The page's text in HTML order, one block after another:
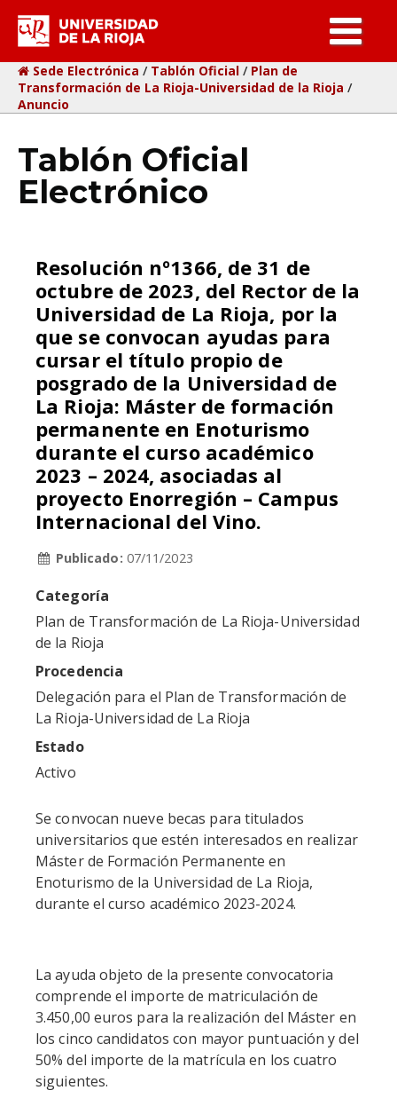
Sede Electrónica / Tablón Oficial / Plan de
Transformación de La Rioja-Universidad de la Rioja /
Anuncio
Tablón Oficial
Electrónico
Resolución nº1366, de 31 de
octubre de 2023, del Rector de la
Universidad de La Rioja, por la
que se convocan ayudas para
cursar el título propio de
posgrado de la Universidad de
La Rioja: Máster de formación
permanente en Enoturismo
durante el curso académico
2023 – 2024, asociadas al
proyecto Enorregión – Campus
Internacional del Vino.
Publicado: 07/11/2023
Categoría
Plan de Transformación de La Rioja-Universidad
de la Rioja
Procedencia
Delegación para el Plan de Transformación de
La Rioja-Universidad de La Rioja
Estado
Activo
Se convocan nueve becas para titulados
universitarios que estén interesados en realizar
Máster de Formación Permanente en
Enoturismo de la Universidad de La Rioja,
durante el curso académico 2023-2024.
La ayuda objeto de la presente convocatoria
comprende el importe de matriculación de
3.450,00 euros para la realización del Máster en
los cinco candidatos con mayor puntuación y del
50% del importe de la matrícula en los cuatro
siguientes.